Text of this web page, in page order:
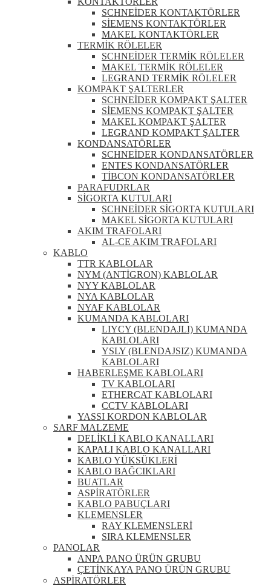
SCHNEİDER KONTAKTÖRLER
SİEMENS KONTAKTÖRLER
MAKEL KONTAKTÖRLER
TERMİK RÖLELER
SCHNEİDER TERMİK RÖLELER
MAKEL TERMİK RÖLELER
LEGRAND TERMİK RÖLELER
KOMPAKT ŞALTERLER
SCHNEİDER KOMPAKT ŞALTER
SİEMENS KOMPAKT ŞALTER
MAKEL KOMPAKT ŞALTER
LEGRAND KOMPAKT ŞALTER
KONDANSATÖRLER
SCHNEİDER KONDANSATÖRLER
ENTES KONDANSATÖRLER
TİBCON KONDANSATÖRLER
PARAFUDRLAR
SİGORTA KUTULARI
SCHNEİDER SİGORTA KUTULARI
MAKEL SİGORTA KUTULARI
AKIM TRAFOLARI
AL-CE AKIM TRAFOLARI
KABLO
TTR KABLOLAR
NYM (ANTİGRON) KABLOLAR
NYY KABLOLAR
NYA KABLOLAR
NYAF KABLOLAR
KUMANDA KABLOLARI
LIYCY (BLENDAJLI) KUMANDA
KABLOLARI
YSLY (BLENDAJSIZ) KUMANDA
KABLOLARI
HABERLEŞME KABLOLARI
TV KABLOLARI
ETHERCAT KABLOLARI
CCTV KABLOLARI
YASSI KORDON KABLOLAR
SARF MALZEME
DELİKLİ KABLO KANALLARI
KAPALI KABLO KANALLARI
KABLO YÜKSÜKLERİ
KABLO BAĞCIKLARI
BUATLAR
ASPİRATÖRLER
KABLO PABUÇLARI
KLEMENSLER
RAY KLEMENSLERİ
SIRA KLEMENSLER
PANOLAR
ANPA PANO ÜRÜN GRUBU
ÇETİNKAYA PANO ÜRÜN GRUBU
ASPİRATÖRLER